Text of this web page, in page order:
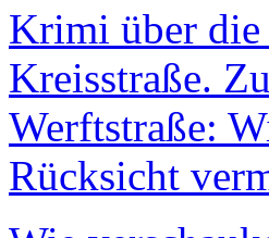
Krimi über die
Kreisstraße.
Werftstraße:
Rücksicht